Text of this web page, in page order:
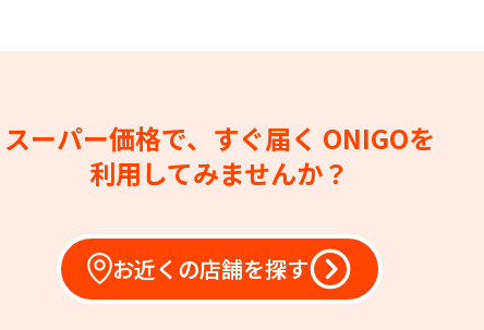
スーパー価格で、すぐ届く ONIGOを
利用してみませんか？
お近くの店舗を探す